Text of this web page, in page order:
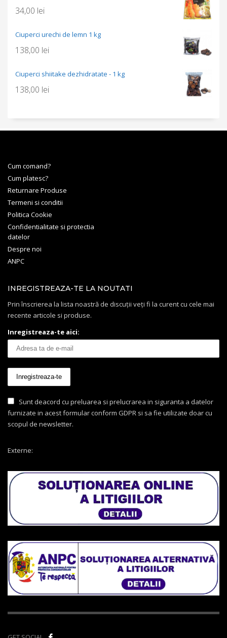
34,00 lei
Ciuperci urechi de lemn 1 kg
138,00 lei
Ciuperci shiitake dezhidratate - 1 kg
138,00 lei
Cum comand?
Cum platesc?
Returnare Produse
Termeni si conditii
Politica Cookie
Confidentialitate si protectia
datelor
Despre noi
ANPC
INREGISTREAZA-TE LA NOUTATI
Prin înscrierea la lista noastră de discuții veți fi la curent cu cele mai
recente articole si produse.
Inregistreaza-te aici:
Sunt deacord cu preluarea si prelucrarea in siguranta a datelor
furnizate in acest formular conform GDPR si sa fie utilizate doar cu
scopul de newsletter.
Externe: